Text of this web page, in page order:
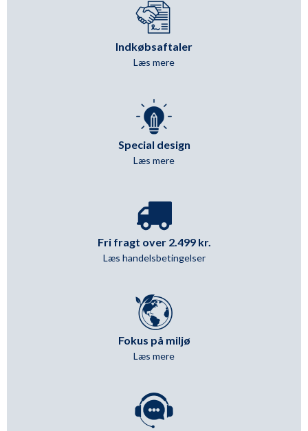
Indkøbsaftaler
Læs mere
Special design
Læs mere
Fri fragt over 2.499 kr.
Læs handelsbetingelser
Fokus på miljø
Læs mere